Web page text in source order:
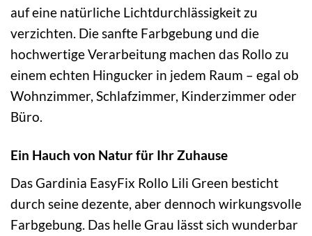
auf eine natürliche Lichtdurchlässigkeit zu
verzichten. Die sanfte Farbgebung und die
hochwertige Verarbeitung machen das Rollo zu
einem echten Hingucker in jedem Raum – egal ob
Wohnzimmer, Schlafzimmer, Kinderzimmer oder
Büro.
Ein Hauch von Natur für Ihr Zuhause
Das Gardinia EasyFix Rollo Lili Green besticht
durch seine dezente, aber dennoch wirkungsvolle
Farbgebung. Das helle Grau lässt sich wunderbar